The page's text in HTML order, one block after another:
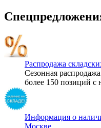
Распродажа
Сезонная
более 150 позиций с
Информация о
Москве